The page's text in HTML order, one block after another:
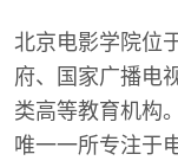
北京电影学院位
府、国家广播电
类高等教育机构
唯一一所专注于